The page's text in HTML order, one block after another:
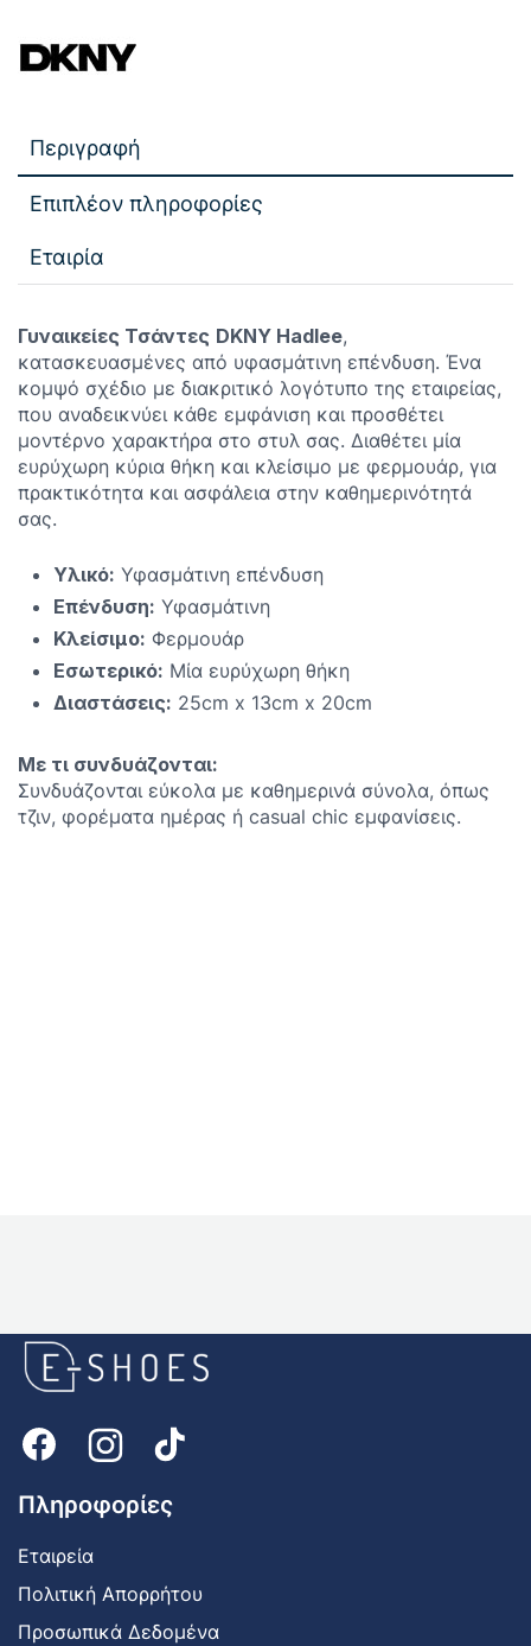
Περιγραφή
Επιπλέον πληροφορίες
Εταιρία
Γυναικείες Τσάντες DKNY Hadlee,
κατασκευασμένες από υφασμάτινη επένδυση. Ένα
κομψό σχέδιο με διακριτικό λογότυπο της εταιρείας,
που αναδεικνύει κάθε εμφάνιση και προσθέτει
μοντέρνο χαρακτήρα στο στυλ σας. Διαθέτει μία
ευρύχωρη κύρια θήκη και κλείσιμο με φερμουάρ, για
πρακτικότητα και ασφάλεια στην καθημερινότητά
σας.
Υλικό: Υφασμάτινη επένδυση
Επένδυση: Υφασμάτινη
Κλείσιμο: Φερμουάρ
Εσωτερικό: Μία ευρύχωρη θήκη
Διαστάσεις: 25cm x 13cm x 20cm
Με τι συνδυάζονται:
Συνδυάζονται εύκολα με καθημερινά σύνολα, όπως
τζιν, φορέματα ημέρας ή casual chic εμφανίσεις.
Πληροφορίες
Εταιρεία
Πολιτική Απορρήτου
Προσωπικά Δεδομένα